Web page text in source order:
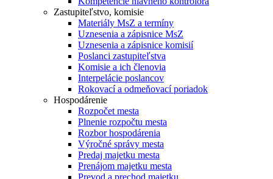
Zastupiteľstvo, komisie
Materiály MsZ a termíny
Uznesenia a zápisnice MsZ
Uznesenia a zápisnice komisií
Poslanci zastupiteľstva
Komisie a ich členovia
Interpelácie poslancov
Rokovací a odmeňovací poriadok
Hospodárenie
Rozpočet mesta
Plnenie rozpočtu mesta
Rozbor hospodárenia
Výročné správy mesta
Predaj majetku mesta
Prenájom majetku mesta